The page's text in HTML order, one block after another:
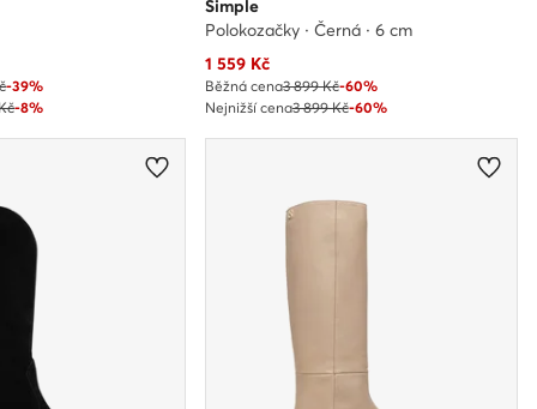
-39%
-8%
Simple
Polokozačky · Černá · 6 cm
Aktuální cena
1 559Kč
Běžná cena3 899 Kč-60%
Nejnižší cena3 899 Kč-60%